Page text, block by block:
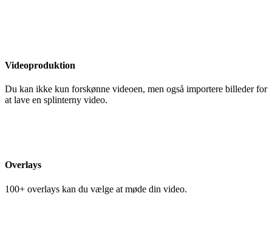
Videoproduktion
Du kan ikke kun forskønne videoen, men også importere billeder for
at lave en splinterny video.
Overlays
100+ overlays kan du vælge at møde din video.